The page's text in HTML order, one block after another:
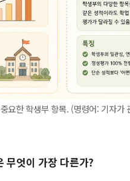
요한 학생부 항목. (명령어: 기자가
무엇이 가장 다른가?